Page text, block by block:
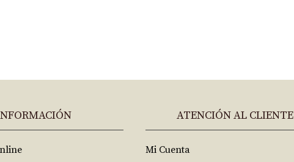
ATENCIÓN AL CLIENTE
Mi Cuenta